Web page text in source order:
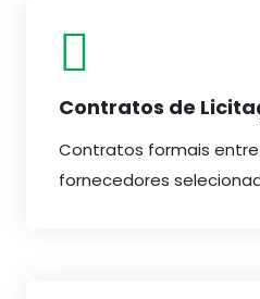
Contratos de
Contratos formais
fornecedores